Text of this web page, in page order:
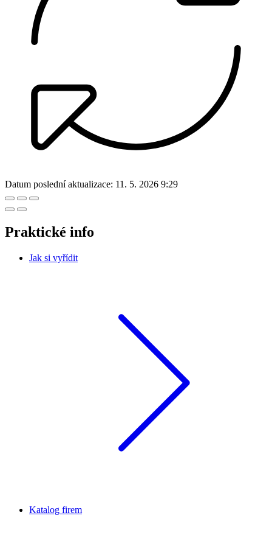
Datum poslední aktualizace: 11. 5. 2026 9:29
Praktické info
Jak si vyřídit
Katalog firem